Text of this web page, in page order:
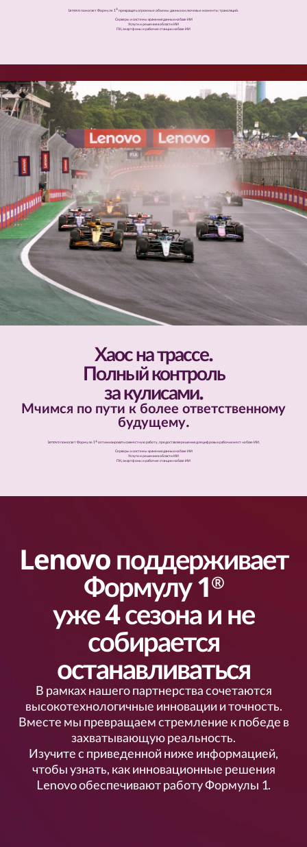
Lenovo помогает Формуле 1 ® превращать огромные объемы данных в ключевые моменты трансляций.
Серверы и системы хранения данных на базе ИИ
Услуги и решения в области ИИ
ПК, смартфоны и рабочие станции на базе ИИ
Хаос на трассе.
Полный контроль
за кулисами.
Мчимся по пути к более ответственному
будущему.
Lenovo помогает Формуле 1 ®оптимизировать совместную работу, предоставляя решения для цифровых рабочих мест на базе ИИ.
Серверы и системы хранения данных на базе ИИ
Услуги и решения в области ИИ
ПК, смартфоны и рабочие станции на базе ИИ
Lenovo поддерживает
Формулу 1®
уже 4 сезона и не
собирается
останавливаться
В рамках нашего партнерства сочетаются
высокотехнологичные инновации и точность.
Вместе мы превращаем стремление к победе в
захватывающую реальность.
Изучите с приведенной ниже информацией,
чтобы узнать, как инновационные решения
Lenovo обеспечивают работу Формулы 1.